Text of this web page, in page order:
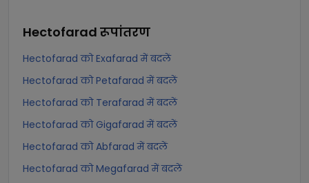
Hectofarad रूपांतरण
Hectofarad को Exafarad में बदलें
Hectofarad को Petafarad में बदलें
Hectofarad को Terafarad में बदलें
Hectofarad को Gigafarad में बदलें
Hectofarad को Abfarad में बदलें
Hectofarad को Megafarad में बदलें